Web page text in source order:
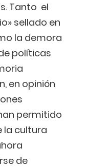
Tanto el
sellado en
la demora
políticas
en opinión
permitido
la cultura
de